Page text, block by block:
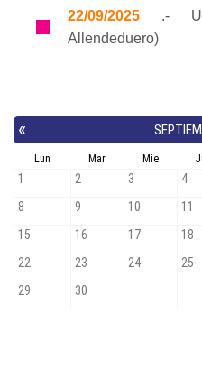
22/09/2025 .-
Allendeduero)